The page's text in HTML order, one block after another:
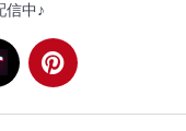
信中♪